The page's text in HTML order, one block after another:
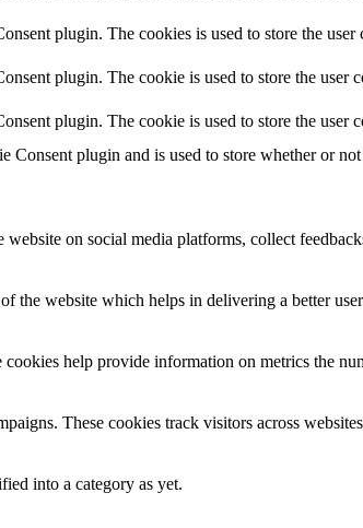
plugin. The cookies is used to store the
plugin. The cookie is used to store the user
plugin. The cookie is used to store the user
plugin and is used to store whether or
on social media platforms, collect
the website which helps in delivering a better
help provide information on metrics the
These cookies track visitors across
into a category as yet.